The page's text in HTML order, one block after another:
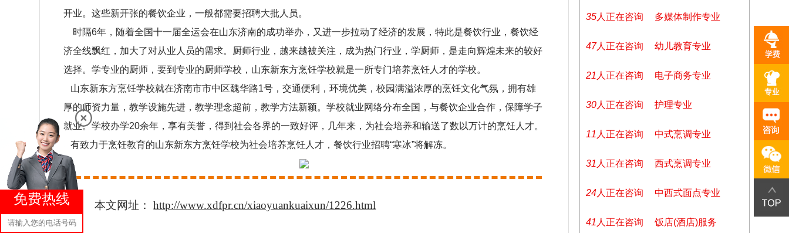
开业。这些新开张的餐饮企业，一般都需要招聘大批人员。
时隔6年，随着全国十一届全运会在山东济南的成功举办，又进一步拉动了经济的发展，特此是餐饮行业，餐饮经
济全线飘红，加大了对从业人员的需求。厨师行业，越来越被关注，成为热门行业，学厨师，是走向辉煌未来的较好
选择。学专业的厨师，要到专业的厨师学校，山东新东方烹饪学校就是一所专门培养烹饪人才的学校。
山东新东方烹饪学校就在济南市市中区魏华路1号，交通便利，环境优美，校园满溢浓厚的烹饪文化气氛，拥有雄
厚的师资力量，教学设施先进，教学理念超前，教学方法新颖。学校就业网络分布全国，与餐饮企业合作，保障学子
就业。学校办学20余年，享有美誉，得到社会各界的一致好评，几年来，为社会培养和输送了数以万计的烹饪人才。
有致力于烹饪教育的山东新东方烹饪学校为社会培养烹饪人才，餐饮行业招聘“寒冰”将解冻。
本文网址： http://www.xdfpr.cn/xiaoyuankuaixun/1226.html
35人正在咨询 多媒体制作专业
47人正在咨询 幼儿教育专业
21 人正在咨询 电子商务专业
30人正在咨询 护理专业
11 人正在咨询 中式烹调专业
31 人正在咨询 西式烹调专业
24人正在咨询 中西式面点专业
41 人正在咨询 饭店(酒店)服务
免费热线